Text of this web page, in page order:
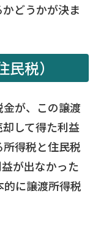
どうかが決ま
税）
が、この譲渡
して得た利益
所得税と住民税
が出なかった
に譲渡所得税